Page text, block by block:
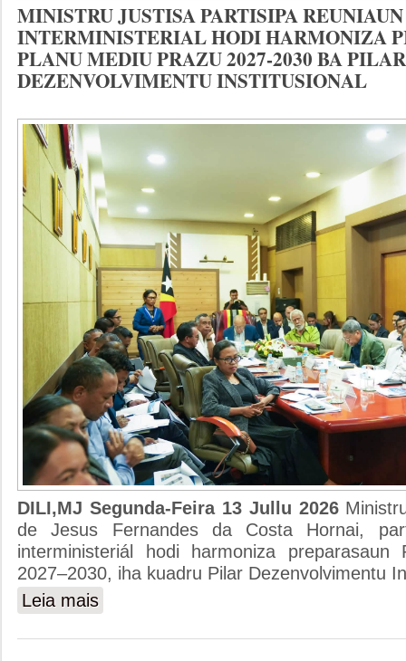
MINISTRU JUSTISA PARTISIPA REUNIAUN
INTERMINISTERIAL HODI HARMONIZA
PLANU MEDIU PRAZU 2027-2030 BA PILAR
DEZENVOLVIMENTU INSTITUSIONAL
DILI,MJ Segunda-Feira 13 Jullu 2026
de Jesus Fernandes da Costa Hornai,
interministeriál hodi harmoniza preparasaun
2027–2030, iha kuadru Pilar Dezenvolvimentu
Leia mais
PILAR DEZENVOLVIMENTU INSTITUSIONAL